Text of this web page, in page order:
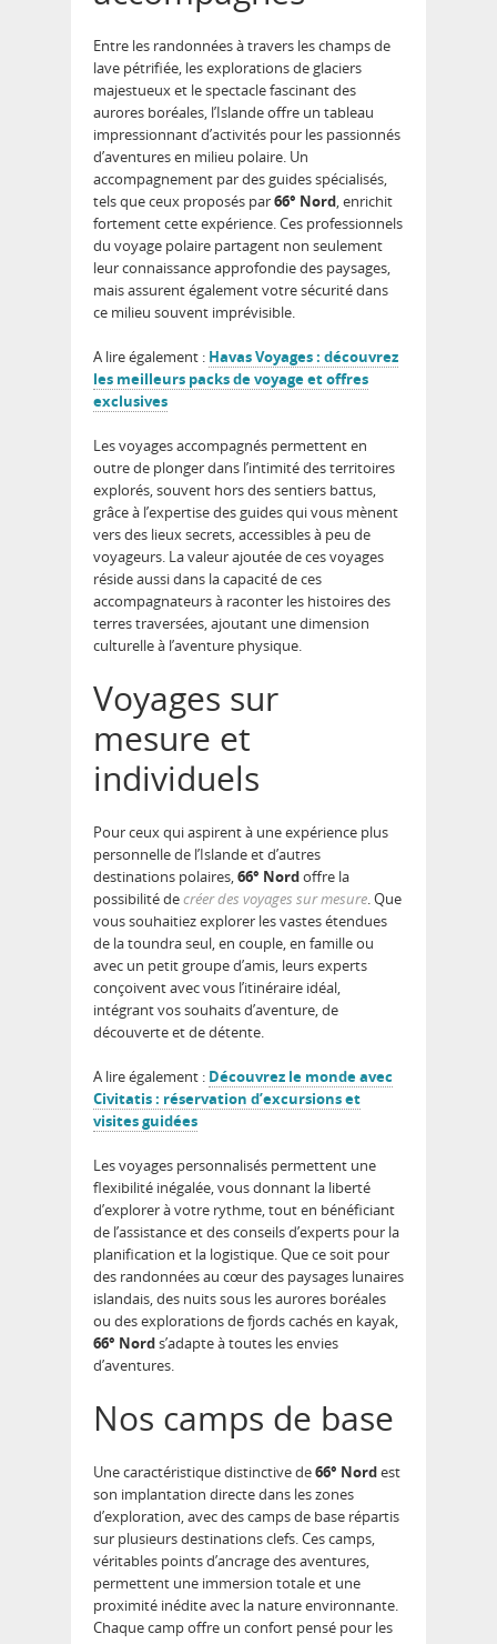
Entre les randonnées à travers les champs de
lave pétrifiée, les explorations de glaciers
majestueux et le spectacle fascinant des
aurores boréales, l’Islande offre un tableau
impressionnant d’activités pour les passionnés
d’aventures en milieu polaire. Un
accompagnement par des guides spécialisés,
tels que ceux proposés par66° Nord, enrichit
fortement cette expérience. Ces professionnels
du voyage polaire partagent non seulement
leur connaissance approfondie des paysages,
mais assurent également votre sécurité dans
ce milieu souvent imprévisible.
A lire également : Havas Voyages : découvrez
les meilleurs packs de voyage et offres
exclusives
Les voyages accompagnés permettent en
outre de plonger dans l’intimité des territoires
explorés, souvent hors des sentiers battus,
grâce à l’expertise des guides qui vous mènent
vers des lieux secrets, accessibles à peu de
voyageurs. La valeur ajoutée de ces voyages
réside aussi dans la capacité de ces
accompagnateurs à raconter les histoires des
terres traversées, ajoutant une dimension
culturelle à l’aventure physique.
Voyages sur
mesure et
individuels
Pour ceux qui aspirent à une expérience plus
personnelle de l’Islande et d’autres
destinations polaires,66° Nordoffre la
possibilité decréer des voyages sur mesure. Que
vous souhaitiez explorer les vastes étendues
de la toundra seul, en couple, en famille ou
avec un petit groupe d’amis, leurs experts
conçoivent avec vous l’itinéraire idéal,
intégrant vos souhaits d’aventure, de
découverte et de détente.
A lire également : Découvrez le monde avec
Civitatis : réservation d’excursions et
visites guidées
Les voyages personnalisés permettent une
flexibilité inégalée, vous donnant la liberté
d’explorer à votre rythme, tout en bénéficiant
de l’assistance et des conseils d’experts pour la
planification et la logistique. Que ce soit pour
des randonnées au cœur des paysages lunaires
islandais, des nuits sous les aurores boréales
ou des explorations de fjords cachés en kayak,
66° Nords’adapte à toutes les envies
d’aventures.
Nos camps de base
Une caractéristique distinctive de66° Nordest
son implantation directe dans les zones
d’exploration, avec des camps de base répartis
sur plusieurs destinations clefs. Ces camps,
véritables points d’ancrage des aventures,
permettent une immersion totale et une
proximité inédite avec la nature environnante.
Chaque camp offre un confort pensé pour les